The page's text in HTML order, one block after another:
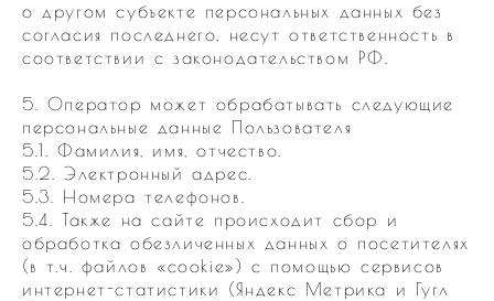
о другом субъекте персональных данных без
согласия последнего, несут ответственность в
соответствии с законодательством РФ.
5. Оператор может обрабатывать следующие
персональные данные Пользователя
5.1. Фамилия, имя, отчество.
5.2. Электронный адрес.
5.3. Номера телефонов.
5.4. Также на сайте происходит сбор и
обработка обезличенных данных о посетителях
(в т.ч. файлов «cookie») с помощью сервисов
интернет-статистики (Яндекс Метрика и Гугл